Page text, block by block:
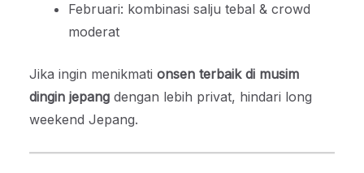
Februari: kombinasi salju tebal & crowd
moderat
Jika ingin menikmati onsen terbaik di musim
dingin jepang dengan lebih privat, hindari long
weekend Jepang.